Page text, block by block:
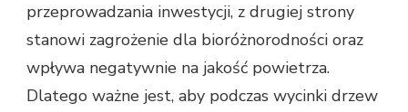
przeprowadzania inwestycji, z drugiej strony
stanowi zagrożenie dla bioróżnorodności oraz
wpływa negatywnie na jakość powietrza.
Dlatego ważne jest, aby podczas wycinki drzew